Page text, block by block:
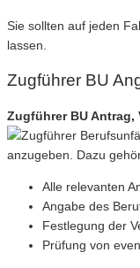
Sie sollten auf jeden
lassen.
Zugführer BU
Zugführer BU
anzugeben. Dazu
Alle relevanten
Angabe des
Festlegung der
Prüfung von